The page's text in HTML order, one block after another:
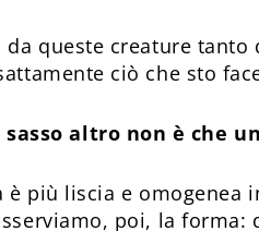
queste creature tanto
ciò che sto
altro non è che
più liscia e omogenea
poi, la